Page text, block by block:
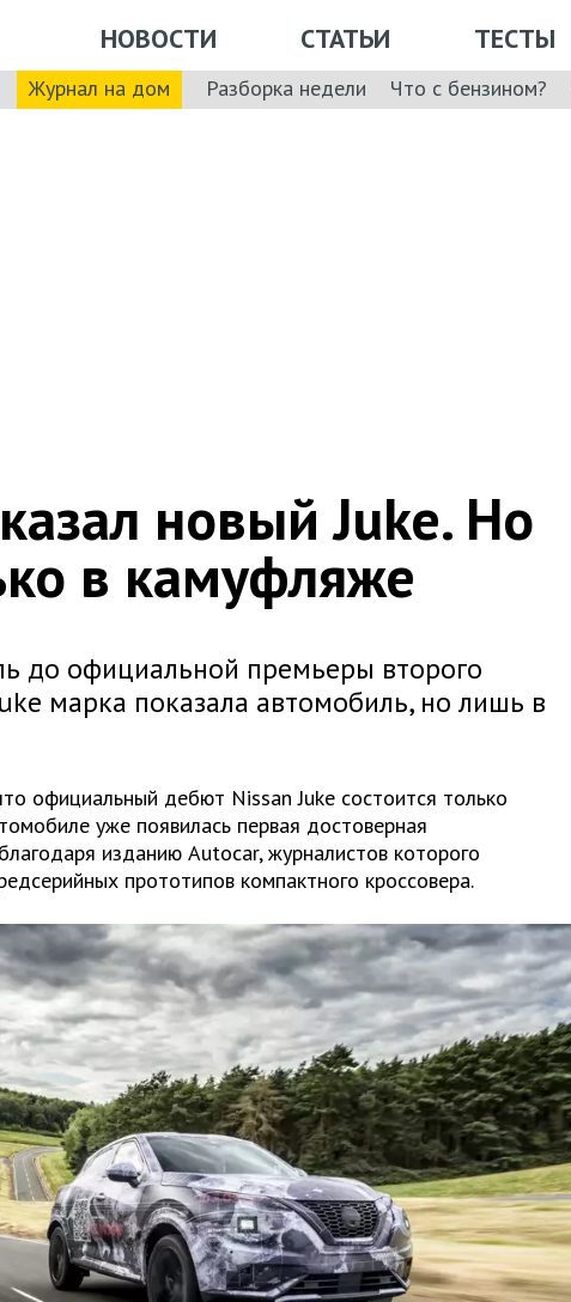
НОВОСТИ СТАТЬИ ТЕСТЫ
Журнал на дом Разборка недели Что с бензином?
новый Juke. Но
в камуфляже
до официальной премьеры второго
марка показала автомобиль, но лишь в
официальный дебют Nissan Juke состоится только
уже появилась первая достоверная
изданию Autocar, журналистов которого
прототипов компактного кроссовера.